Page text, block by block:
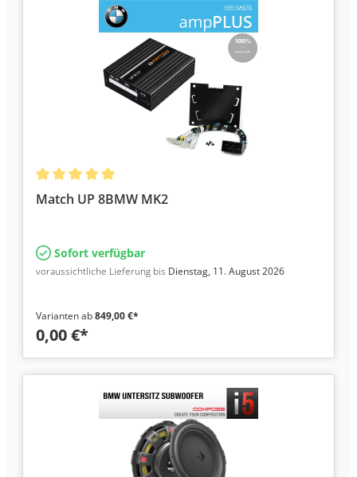
Match UP 8BMW MK2
Sofort verfügbar
voraussichtliche Lieferung bis Dienstag, 11. August 2026
Varianten ab849,00 €*
0,00 €*